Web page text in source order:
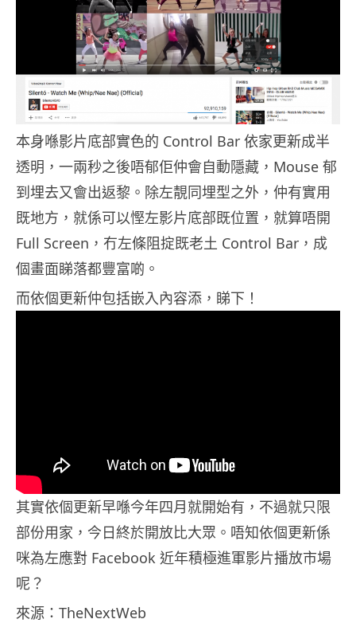
本身喺影片底部實色的 Control Bar 依家更新成半
透明，一兩秒之後唔郁佢仲會自動隱藏，Mouse 郁
到埋去又會出返黎。除左靚同埋型之外，仲有實用
既地方，就係可以慳左影片底部既位置，就算唔開
Full Screen，冇左條阻掟既老土 Control Bar，成
個畫面睇落都豐富啲。
而依個更新仲包括嵌入內容添，睇下！
其實依個更新早喺今年四月就開始有，不過就只限
部份用家，今日終於開放比大眾。唔知依個更新係
咪為左應對 Facebook 近年積極進軍影片播放市場
呢？
來源：TheNextWeb